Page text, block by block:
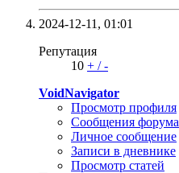
2024-12-11, 01:01
Репутация
10 + /-
VoidNavigator
Просмотр профиля
Сообщения форума
Личное сообщение
Записи в дневнике
Просмотр статей